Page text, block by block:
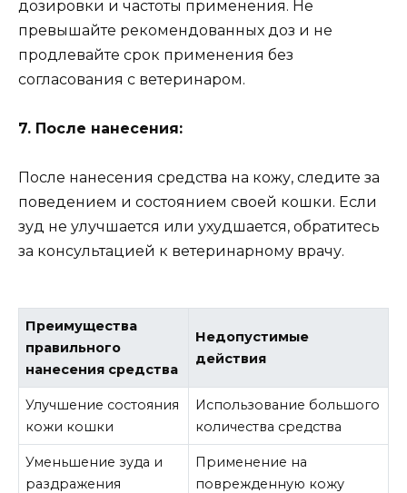
дозировки и частоты применения. Не
превышайте рекомендованных доз и не
продлевайте срок применения без
согласования с ветеринаром.
7. После нанесения:
После нанесения средства на кожу, следите за
поведением и состоянием своей кошки. Если
зуд не улучшается или ухудшается, обратитесь
за консультацией к ветеринарному врачу.
Преимущества
правильного
нанесения средства
Недопустимые
действия
Улучшение состояния
кожи кошки
Использование большого
количества средства
Уменьшение зуда и
раздражения
Применение на
поврежденную кожу